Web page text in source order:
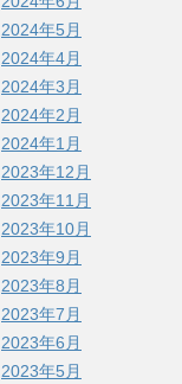
2024年5月
2024年4月
2024年3月
2024年2月
2024年1月
2023年12月
2023年11月
2023年10月
2023年9月
2023年8月
2023年7月
2023年6月
2023年5月